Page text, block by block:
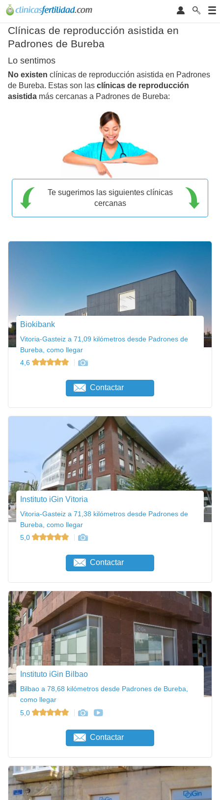
Clínicas de reproducción asistida en
Padrones de Bureba
Lo sentimos
No existen clínicas de reproducción asistida en Padrones
de Bureba. Estas son las clínicas de reproducción
asistida más cercanas a Padrones de Bureba:
Te sugerimos las siguientes clínicas
cercanas
Biokibank
Vitoria-Gasteiz a 71,09 kilómetros desde Padrones de
Bureba, como llegar
4,6
Contactar
Instituto iGin Vitoria
Vitoria-Gasteiz a 71,38 kilómetros desde Padrones de
Bureba, como llegar
5,0
Contactar
Instituto iGin Bilbao
Bilbao a 78,68 kilómetros desde Padrones de Bureba,
como llegar
5,0
Contactar